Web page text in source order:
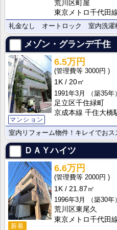
荒川区町屋
東京メトロ千代田
礼金なし オートロック 室内洗濯
メゾン・グランデ千住
マンション
6.5万円
3000円
1K
20㎡
1991年3月
（築35年）
足立区千住緑町
京成本線 千住大橋
室内リフォーム物件！キレイでおス
ＤＡＹハイツ
新着
6.6万円
2000円
1K
21.87㎡
1996年3月
（築30年）
荒川区東尾久
東京メトロ千代田